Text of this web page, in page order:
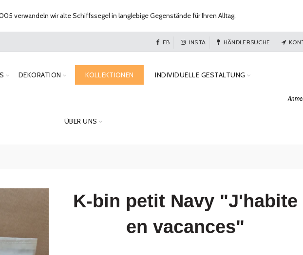
FB INSTA HÄNDLERSUCHE
DEKORATION KOLLEKTIONEN INDIVIDUELLE GESTALTUNG
ÜBER UNS
K-bin petit Navy "J'habite
en vacances"
verwandeln wir alte Schiffssegel in langlebige Gegenstände für Ihren Alltag.